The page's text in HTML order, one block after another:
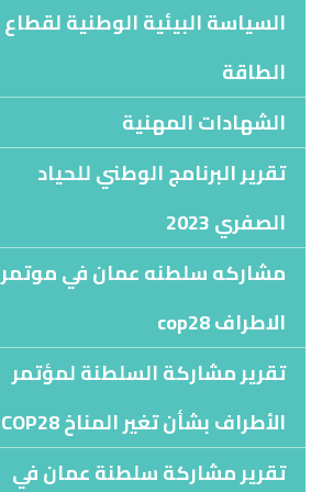
السياسة البيئية الوطنية لقطاع
الطاقة
الشهادات المهنية
تقرير البرنامج الوطني للحياد
الصفري 2023
مشاركه سلطنه عمان في موتمر
الاطراف cop28
تقرير مشاركة السلطنة لمؤتمر
الأطراف بشأن تغير المناخ COP28
تقرير مشاركة سلطنة عمان في